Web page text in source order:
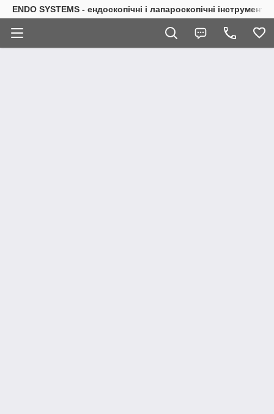
ENDO SYSTEMS - ендоскопічні і лапароскопічні інструменти